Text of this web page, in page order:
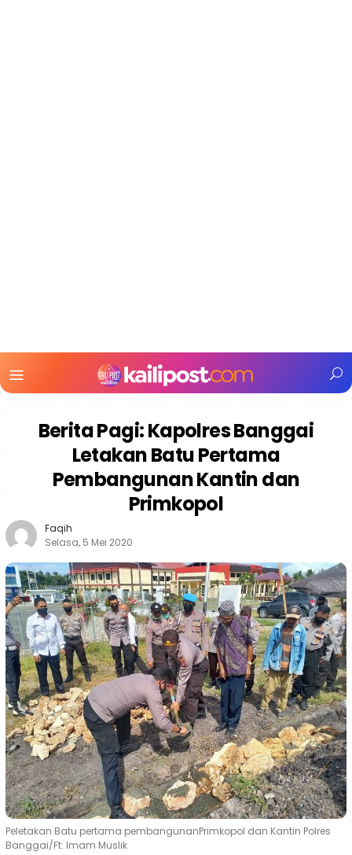
Mobile
Berita Pagi: Kapolres Banggai
Letakan Batu Pertama
Pembangunan Kantin dan
Primkopol
Faqih
Selasa, 5 Mei 2020
Peletakan Batu pertama pembangunanPrimkopol dan Kantin Polres
Banggai/Ft: Imam Muslik